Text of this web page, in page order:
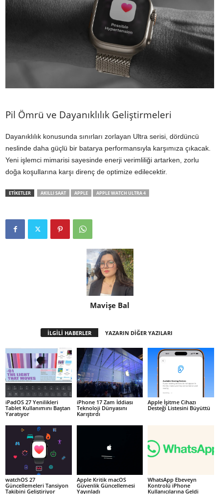
Pil Ömrü ve Dayanıklılık Geliştirmeleri
Dayanıklılık konusunda sınırları zorlayan Ultra serisi, dördüncü
neslinde daha güçlü bir batarya performansıyla karşımıza çıkacak.
Yeni işlemci mimarisi sayesinde enerji verimliliği artarken, zorlu
doğa koşullarına karşı direnç de optimize edilecektir.
ETİKETLER AKILLI SAAT APPLE APPLE WATCH ULTRA 4
Mavişe Bal
İLGİLİ HABERLER YAZARIN DİĞER YAZILARI
iPadOS 27 Yenilikleri
Tablet Kullanımını Baştan
Yaratıyor
iPhone 17 Zam İddiası
Teknoloji Dünyasını
Karıştırdı
Apple İşitme Cihazı
Desteği Listesini Büyüttü
watchOS 27
Güncellemeleri Tansiyon
Takibini Geliştiriyor
Apple Kritik macOS
Güvenlik Güncellemesi
Yayınladı
WhatsApp Ebeveyn
Kontrolü iPhone
Kullanıcılarına Geldi